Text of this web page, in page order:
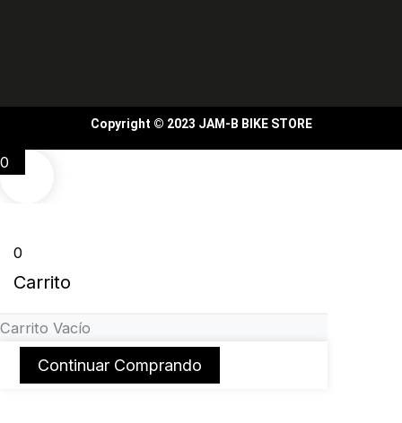
Copyright © 2023 JAM-B BIKE STORE
0
0
Carrito
Carrito Vacío
Continuar Comprando